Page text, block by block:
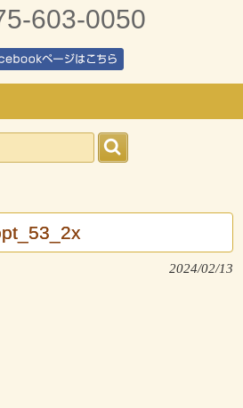
、循環器科、外科の診療、オン
場10台、web予約、バリアフリ
、プラセンタ
603-0050
2024/02/13